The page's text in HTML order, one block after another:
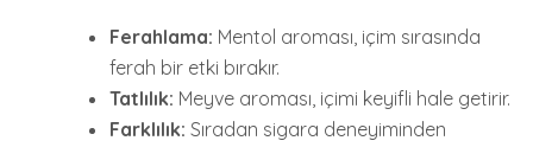
Ferahlama: Mentol aroması, içim sırasında
ferah bir etki bırakır.
Tatlılık: Meyve aroması, içimi keyifli hale getirir.
Farklılık: Sıradan sigara deneyiminden